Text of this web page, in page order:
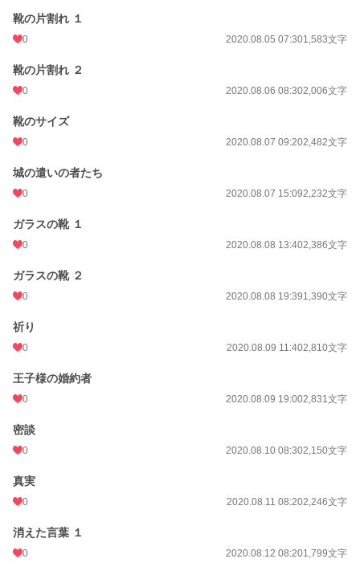
靴の片割れ １
0 2020.08.05 07:301,583文字
靴の片割れ ２
0 2020.08.06 08:302,006文字
靴のサイズ
0 2020.08.07 09:202,482文字
城の遣いの者たち
0 2020.08.07 15:092,232文字
ガラスの靴 １
0 2020.08.08 13:402,386文字
ガラスの靴 ２
0 2020.08.08 19:391,390文字
祈り
0 2020.08.09 11:402,810文字
王子様の婚約者
0 2020.08.09 19:002,831文字
密談
0 2020.08.10 08:302,150文字
真実
0 2020.08.11 08:202,246文字
消えた言葉 １
0 2020.08.12 08:201,799文字